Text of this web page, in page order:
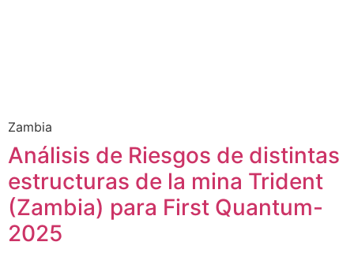
Zambia
Análisis de Riesgos de distintas
estructuras de la mina Trident
(Zambia) para First Quantum-
2025